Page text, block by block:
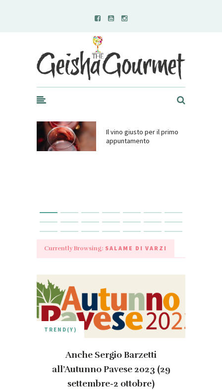
Geisha Gourmet
Il vino giusto per il primo
appuntamento
Currently Browsing: SALAME DI VARZI
TREND(Y)
Anche Sergio Barzetti
all’Autunno Pavese 2023 (29
settembre-2 ottobre)